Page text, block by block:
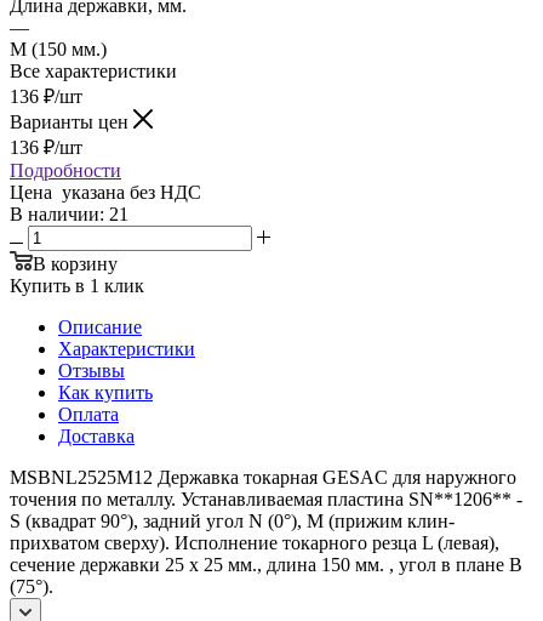
Длина державки, мм.
—
M (150 мм.)
Все характеристики
136 ₽/шт
Варианты цен
136 ₽/шт
Подробности
Цена указана без НДС
В наличии: 21
В корзину
Купить в 1 клик
Описание
Характеристики
Отзывы
Как купить
Оплата
Доставка
MSBNL2525M12 Державка токарная GESAC для наружного
точения по металлу. Устанавливаемая пластина SN**1206** -
S (квадрат 90°), задний угол N (0°), M (прижим клин-
прихватом сверху). Исполнение токарного резца L (левая),
сечение державки 25 x 25 мм., длина 150 мм. , угол в плане B
(75°).